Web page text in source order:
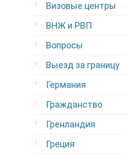
Визовые центры
ВНЖ и РВП
Вопросы
Выезд за границу
Германия
Гражданство
Гренландия
Греция